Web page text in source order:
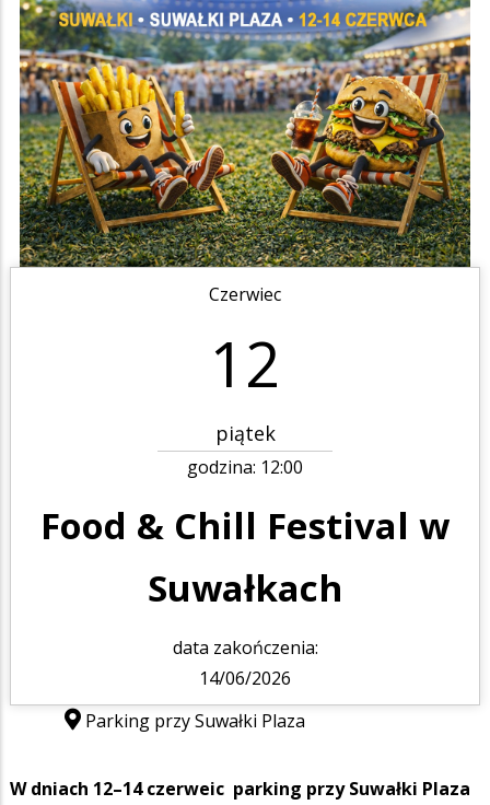
Czerwiec
12
piątek
godzina: 12:00
Food & Chill Festival w
Suwałkach
data zakończenia:
14/06/2026
Parking przy Suwałki Plaza
W dniach 12–14 czerweic parking przy Suwałki Plaza